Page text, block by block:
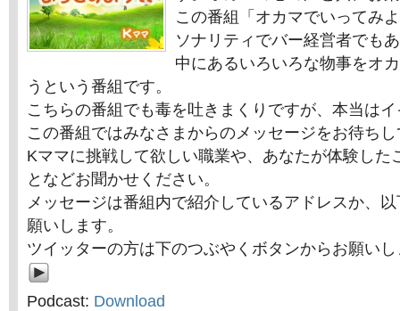
この番組「オカマでいってみ
ソナリティでバー経営者でも
中にあるいろいろな物事をオ
うという番組です。
こちらの番組でも毒を吐きまくりですが、本当は
この番組ではみなさまからのメッセージをお待ち
Kママに挑戦して欲しい職業や、あなたが体験した
となどお聞かせください。
メッセージは番組内で紹介しているアドレスか、
願いします。
ツイッターの方は下のつぶやくボタンからお願い
Podcast: Download